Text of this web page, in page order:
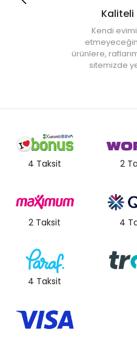
Kaliteli
Kendi
ürünlere,
sitemizde
4 Taksit 2
2 Taksit 4
4 Taksit